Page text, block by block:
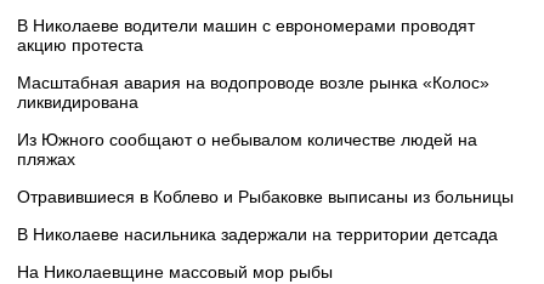
В Николаеве водители машин с еврономерами проводят
акцию протеста
Масштабная авария на водопроводе возле рынка «Колос»
ликвидирована
Из Южного сообщают о небывалом количестве людей на
пляжах
Отравившиеся в Коблево и Рыбаковке выписаны из больницы
В Николаеве насильника задержали на территории детсада
На Николаевщине массовый мор рыбы